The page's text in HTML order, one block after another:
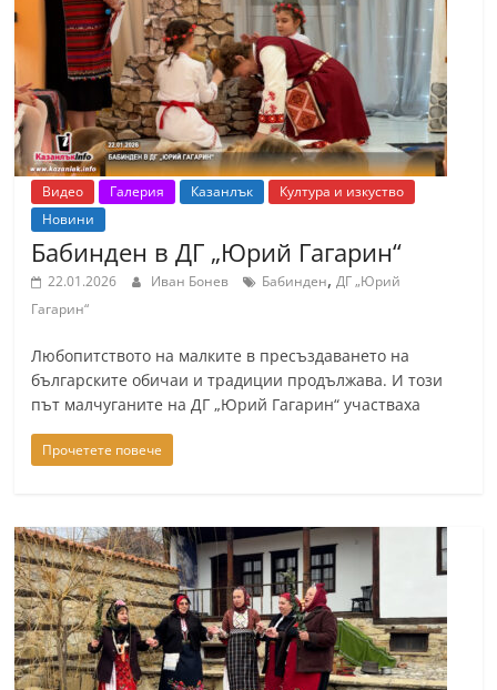
т
К
а
з
а
н
л
к
б
л
с
т
а
р
а
З
Видео Галерия Казанлък
Култура и изкуство
Новини
Бабинден в ДГ „Юрий Гагарин“
22.01.2026 Иван Бонев Бабинден,ДГ „Юрий
Гагарин“
Любопитството на малките в пресъздаването на
българските обичаи и традиции продължава. И този
път малчуганите на ДГ „Юрий Гагарин“ участваха
Прочетете повече